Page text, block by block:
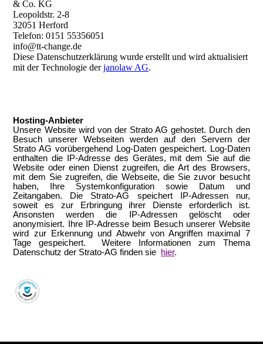
& Co. KG
Leopoldstr. 2-8
32051 Herford
Telefon: 0151 55356051
info@tt-change.de
Diese Datenschutzerklärung wurde erstellt und wird aktualisiert
mit der Technologie derjanolaw AG.
Hosting-Anbieter
Unsere Website wird von der Strato AG gehostet. Durch den
Besuch unserer Webseiten werden auf den Servern der
Strato AG vorübergehend Log-Daten gespeichert. Log-Daten
enthalten die IP-Adresse des Gerätes, mit dem Sie auf die
Website oder einen Dienst zugreifen, die Art des Browsers,
mit dem Sie zugreifen, die Webseite, die Sie zuvor besucht
haben, Ihre Systemkonfiguration sowie Datum und
Zeitangaben. Die Strato-AG speichert IP-Adressen nur,
soweit es zur Erbringung ihrer Dienste erforderlich ist.
Ansonsten werden die IP-Adressen gelöscht oder
anonymisiert. Ihre IP-Adresse beim Besuch unserer Website
wird zur Erkennung und Abwehr von Angriffen maximal 7
Tage gespeichert. Weitere Informationen zum Thema
Datenschutz der Strato-AG finden sie hier.